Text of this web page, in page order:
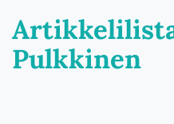
Pulkkinen